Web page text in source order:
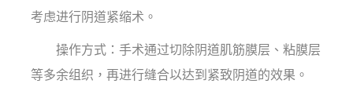
考虑进行阴道紧缩术。
操作方式：手术通过切除阴道肌筋膜层、粘膜层
等多余组织，再进行缝合以达到紧致阴道的效果。